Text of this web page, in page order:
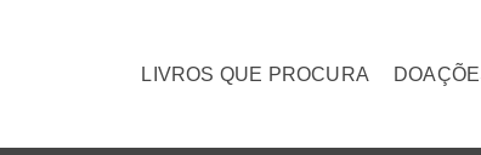
LIVROS QUE PROCURA